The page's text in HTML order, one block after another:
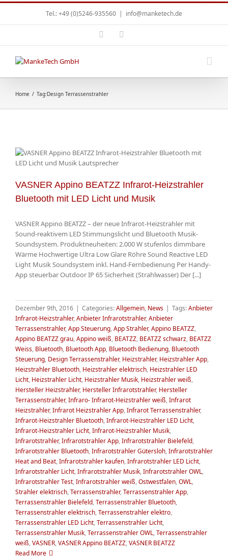
Tel.: +49 (0)5246-935560 | info@manketech.de
Home / Tag:Design Terrassenstrahler
VASNER Appino BEATZZ Infrarot-Heizstrahler
Bluetooth mit LED Licht und Musik
VASNER Appino BEATZZ – der neue Infrarot-Heizstrahler mit
Sound-reaktivem LED Stimmungslicht und Bluetooth Musik-
Soundsystem. Produktneuheiten: 2.000 W stufenlos dimmbare
Wärme Hochwertige Ultra Low Glare Röhre Sound Reactive LED
Light Musik Soundsystem inkl. Hand-Fernbedienung Per Handy-
App steuerbar Outdoor IP 65 Sicherheit (Strahlwasser) Der [...]
Dezember 9th, 2016 | Categories:Allgemein, News | Tags:Anbieter
Infrarot-Heizstrahler,Anbieter Infrarotstrahler,Anbieter
Terrassenstrahler,App Steuerung,App Strahler,Appino BEATZZ,
Appino BEATZZ grau,Appino weiß, BEATZZ, BEATZZ schwarz, BEATZZ
Weiss, Bluetooth, Bluetooth App, Bluetooth Bedienung, Bluetooth
Steuerung, Design Terrassenstrahler, Heizstrahler, Heizstrahler App,
Heizstrahler Bluetooth, Heizstrahler elektrisch, Heizstrahler LED
Licht, Heizstrahler Licht, Heizstrahler Musik, Heizstrahler weiß,
Hersteller Heizstrahler, Hersteller Infrarotstrahler, Hersteller
Terrassenstrahler,Infraro- Infrarot-Heizstrahler weiß,Infrarot
Heizstrahler,Infrarot Heizstrahler App,Infrarot Terrassenstrahler,
Infrarot-Heizstrahler Bluetooth,Infrarot-Heizstrahler LED Licht,
Infrarot-Heizstrahler Licht,Infrarot-Heizstrahler Musik,
Infrarotstrahler,Infrarotstrahler App,Infrarotstrahler Bielefeld,
Infrarotstrahler Bluetooth,Infrarotstrahler Gütersloh,Infrarotstrahler
Heat and Beat,Infrarotstrahler kaufen,Infrarotstrahler LED Licht,
Infrarotstrahler Licht,Infrarotstrahler Musik,Infrarotstrahler OWL,
Infrarotstrahler Test,Infrarotstrahler weiß,Ostwestfalen,OWL,
Strahler elektrisch,Terrassenstrahler,Terrassenstrahler App,
Terrassenstrahler Bielefeld,Terrassenstrahler Bluetooth,
Terrassenstrahler elektrisch,Terrassenstrahler elektro,
Terrassenstrahler LED Licht,Terrassenstrahler Licht,
Terrassenstrahler Musik,Terrassenstrahler OWL,Terrassenstrahler
weiß,VASNER,VASNER Appino BEATZZ,VASNER BEATZZ
Read More